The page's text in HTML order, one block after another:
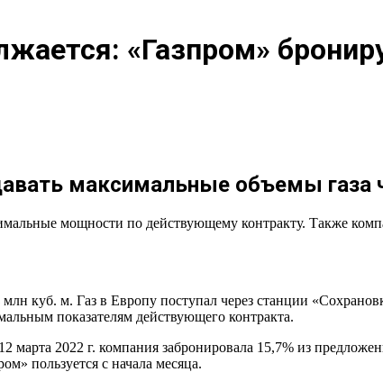
«Газпром»
максимальные объемы газа
мощности по действующему контракту. Также
куб. м. Газ в Европу поступал через станции
показателям действующего контракта.
марта 2022 г. компания забронировала 15,7% из
пользуется с начала месяца.